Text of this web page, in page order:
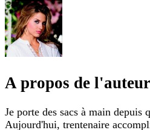
A propos de l'auteur
Je porte des sacs à main depuis
Aujourd'hui, trentenaire